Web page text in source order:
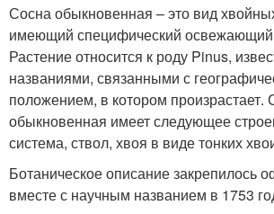
Сосна обыкновенная – это вид
имеющий специфический
Растение относится к роду Pinus,
названиями, связанными с
положением, в котором произрастает.
обыкновенная имеет следующее
система, ствол, хвоя в виде тонких
Ботаническое описание закрепилось
вместе с научным названием в 1753